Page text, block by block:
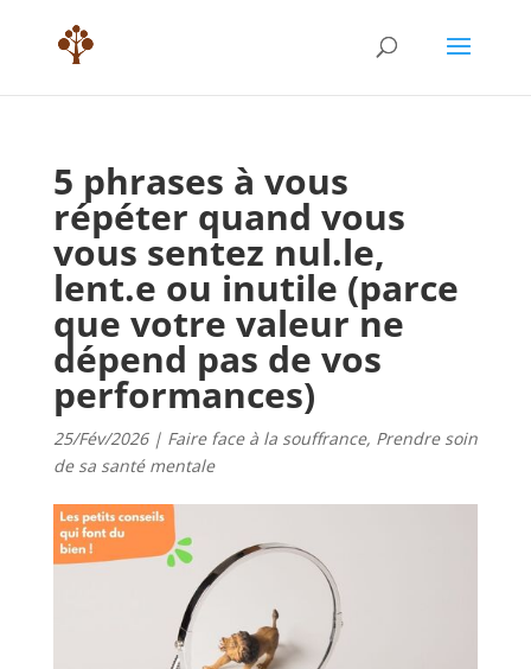
5 phrases à vous
répéter quand vous
vous sentez nul.le,
lent.e ou inutile (parce
que votre valeur ne
dépend pas de vos
performances)
25/Fév/2026| Faire face à la souffrance, Prendre soin
de sa santé mentale